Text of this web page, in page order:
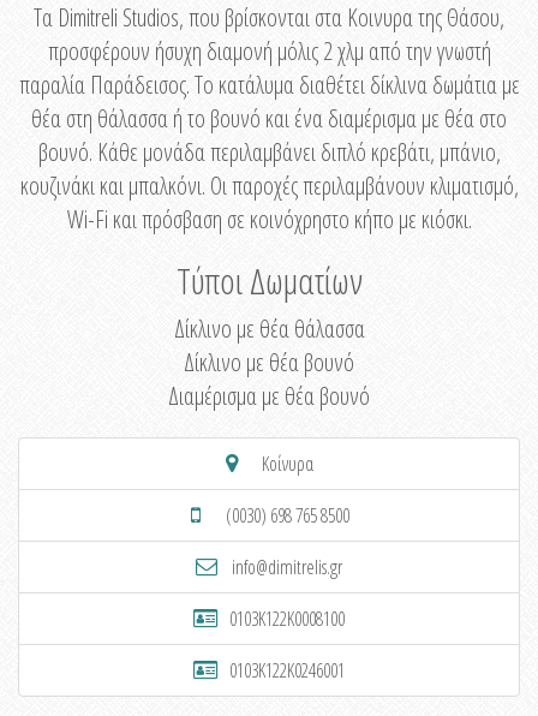
Τα Dimitreli Studios, που βρίσκονται στα Κοινυρα της Θάσου,
προσφέρουν ήσυχη διαμονή μόλις 2 χλμ από την γνωστή
παραλία Παράδεισος. Το κατάλυμα διαθέτει δίκλινα δωμάτια με
θέα στη θάλασσα ή το βουνό και ένα διαμέρισμα με θέα στο
βουνό. Κάθε μονάδα περιλαμβάνει διπλό κρεβάτι, μπάνιο,
κουζινάκι και μπαλκόνι. Οι παροχές περιλαμβάνουν κλιματισμό,
Wi-Fi και πρόσβαση σε κοινόχρηστο κήπο με κιόσκι.
Τύποι Δωματίων
Δίκλινο με θέα θάλασσα
Δίκλινο με θέα βουνό
Διαμέρισμα με θέα βουνό
Κοίνυρα
(0030) 698 765 8500
info@dimitrelis.gr
0103K122K0008100
0103K122K0246001